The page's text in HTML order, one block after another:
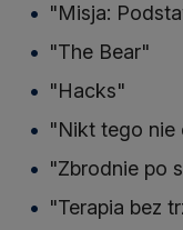
"Misja:
"The Bear"
"Hacks"
"Nikt tego nie
"Zbrodnie po
"Terapia bez